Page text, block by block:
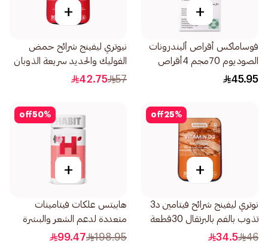
+
فوساماكس أقراص أليندرونات
الصوديوم 70مجم 4أقراص
45.95
+
نيوتري ليفينج شرائح حمض
الفوليك والحديد سريعة الذوبان
بالفم 30قطعة
57
42.75
25%
off
+
نوتري ليفينج شرائح فيتامين د3
تذوب بالفم بالبرتقال 30قطعة
46
34.5
50%
off
+
هابيتس علكات فيتامينات
متعددة لدعم الشعر والبشرة
والأظافر 60قطعة
198.95
99.47